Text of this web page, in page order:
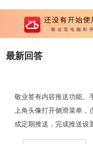
最新回答
敬业签有内容推送功能。
上角头像打开侧滑菜单
或定期推送，完成推送设